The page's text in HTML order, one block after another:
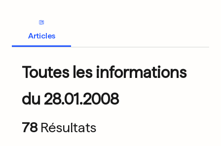
Articles
Toutes les informations
du 28.01.2008
78 Résultats